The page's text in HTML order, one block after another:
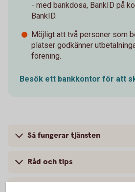
- med bankdosa, BankID på
BankID.
Möjligt att två personer som
platser godkänner
förening.
Besök ett bankkontor för att
Så fungerar tjänsten
Råd och tips